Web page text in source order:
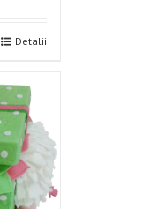
Detalii